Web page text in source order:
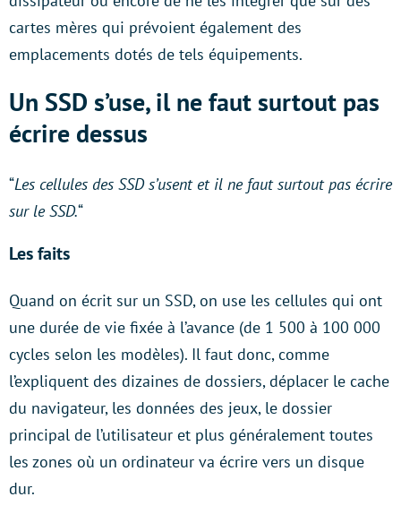
cartes mères qui prévoient également des
emplacements dotés de tels équipements.
Un SSD s’use, il ne faut surtout pas
écrire dessus
“Les cellules des SSD s’usent et il ne faut surtout pas écrire
sur le SSD.“
Les faits
Quand on écrit sur un SSD, on use les cellules qui ont
une durée de vie fixée à l’avance (de 1 500 à 100 000
cycles selon les modèles). Il faut donc, comme
l’expliquent des dizaines de dossiers, déplacer le cache
du navigateur, les données des jeux, le dossier
principal de l’utilisateur et plus généralement toutes
les zones où un ordinateur va écrire vers un disque
dur.